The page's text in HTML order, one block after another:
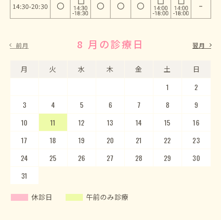
前月 8 月の診療日
月 火 水 木 金 土 日
1
2
3
4 5 6 7 8
9
10
11 12 13 14 15
16
17
18 19 20 21 22
23
24
25 26 27 28 29
30
31
9 月の診療日
月 火 水 木 金 土 日
5
6
7
8 9 10 11 12
13
14
15 16 17 18 19
20
21
22 23 24 25 26
27
28
29 30
翌月
休診日 午前のみ診療